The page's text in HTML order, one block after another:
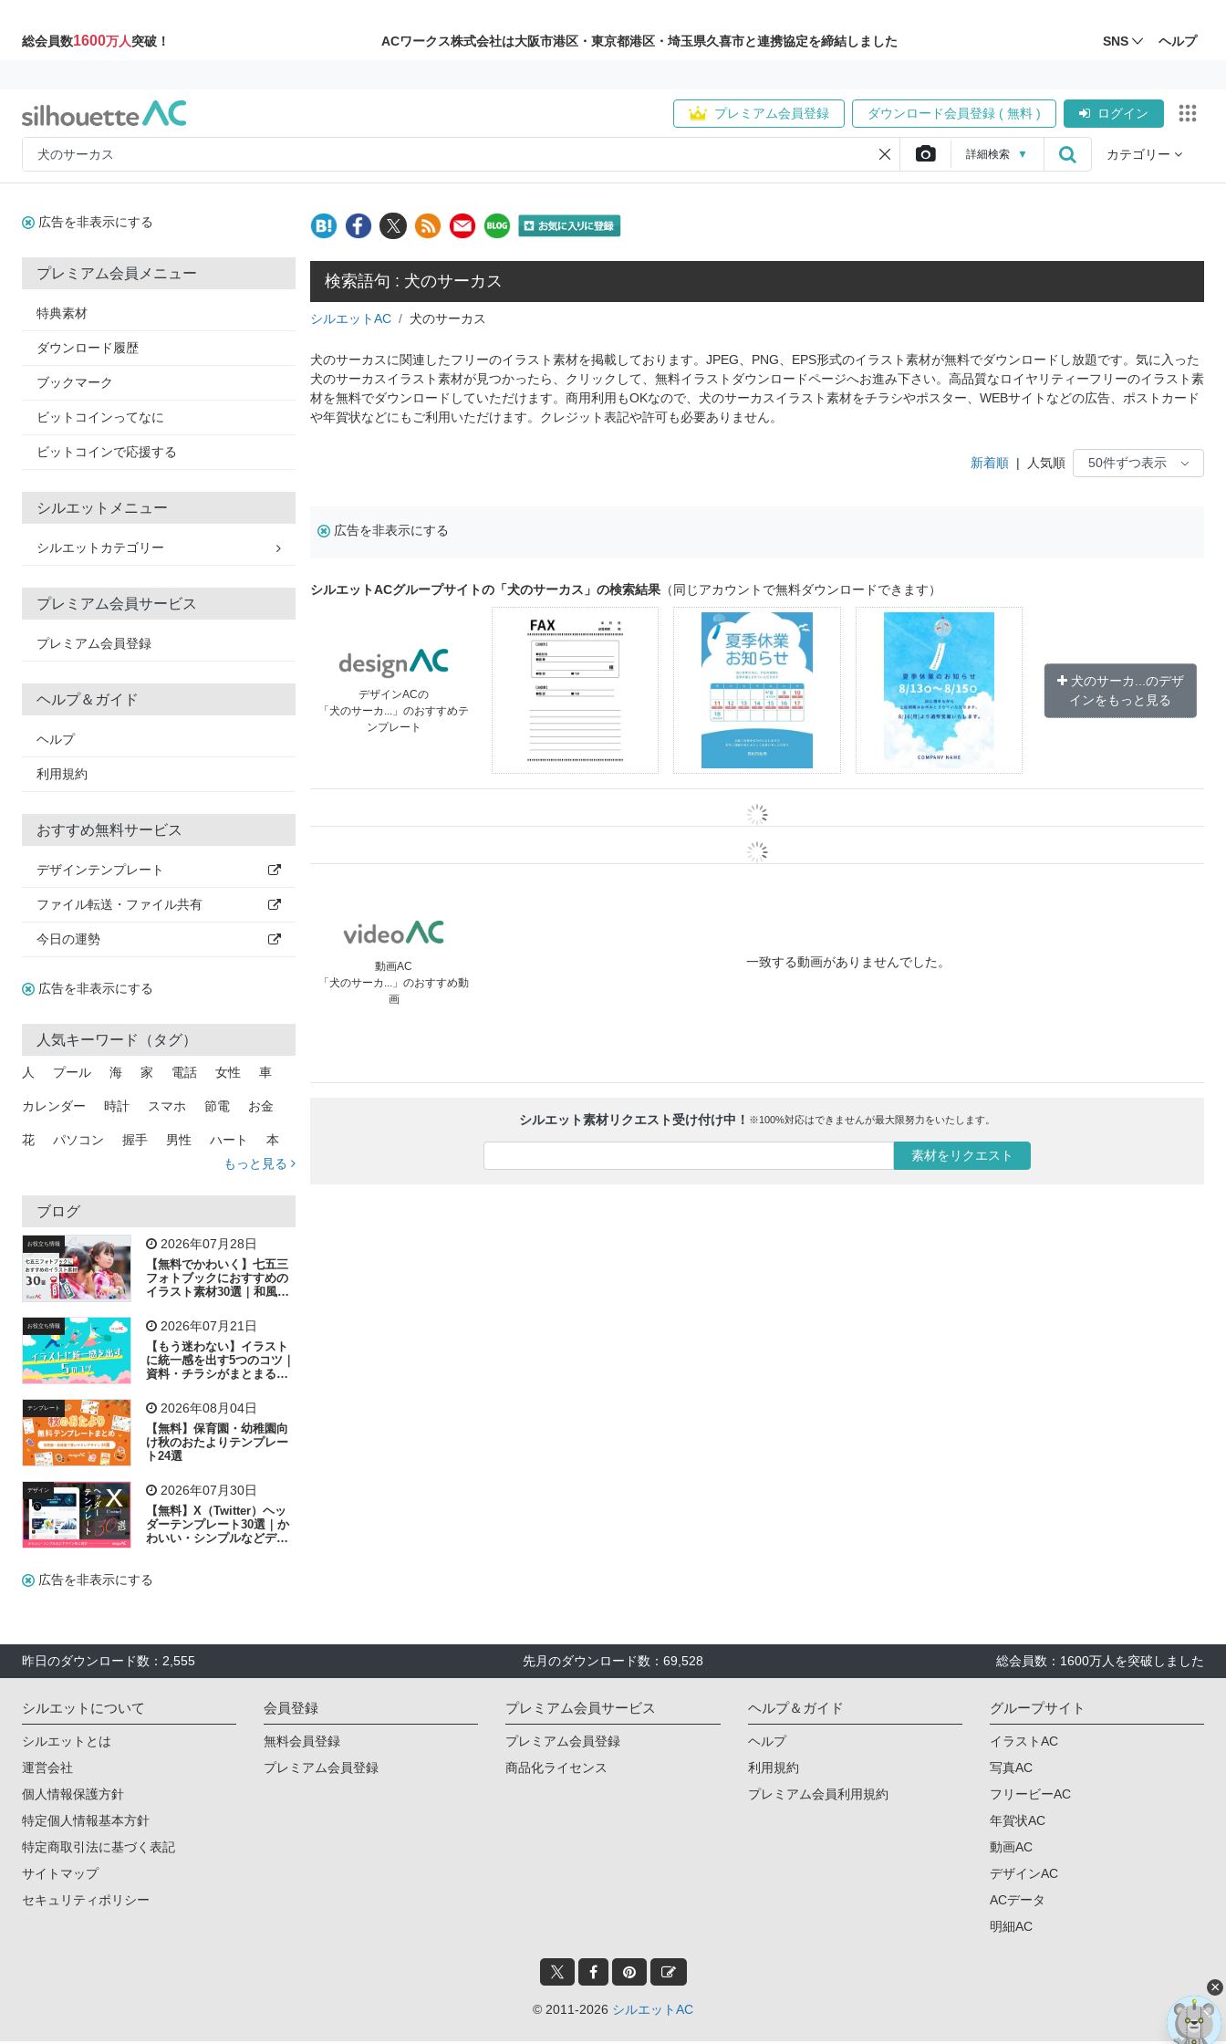
総会員数1600万人突破！ ACワークス株式会社は大阪市港区・東京都港区・埼玉県久喜市と連携協定を締結しました SNS ヘルプ
プレミアム会員登録 ダウンロード会員登録 ( 無料 ) ログイン
詳細検索 ▼ カテゴリー
広告を非表示にする
プレミアム会員メニュー
特典素材
ダウンロード履歴
ブックマーク
ビットコインってなに
ビットコインで応援する
シルエットメニュー
シルエットカテゴリー
プレミアム会員サービス
プレミアム会員登録
ヘルプ＆ガイド
ヘルプ
利用規約
おすすめ無料サービス
デザインテンプレート
ファイル転送・ファイル共有
今日の運勢
広告を非表示にする
人気キーワード（タグ）
人 プール 海 家 電話 女性 車
カレンダー 時計 スマホ 節電 お金
花 パソコン 握手 男性 ハート 本
トラック 木
吹き出し
飛行機 グラフ ビル 魚 家族 書類
歩く 工場 会社 太陽 キラキラ
子供 作業員 相談 ピクトグラム
もっと見る
ブログ
お役立ち情報 2026年07月28日
【無料でかわいく】七五三
フォトブックにおすすめの
イラスト素材30選｜和風の
お役立ち情報 2026年07月21日
【もう迷わない】イラスト
に統一感を出す5つのコツ｜
資料・チラシがまとまるフ
テンプレート 2026年08月04日
【無料】保育園・幼稚園向
け秋のおたよりテンプレー
ト24選
デザイン 2026年07月30日
【無料】X（Twitter）ヘッ
ダーテンプレート30選｜か
わいい・シンプルなどデザ
広告を非表示にする
検索語句 : 犬のサーカス
シルエットAC 犬のサーカス
犬のサーカスに関連したフリーのイラスト素材を掲載しております。JPEG、PNG、EPS形式のイラスト素材が無料でダウンロードし放題です。気に入った
犬のサーカスイラスト素材が見つかったら、クリックして、無料イラストダウンロードページへお進み下さい。高品質なロイヤリティーフリーのイラスト素
材を無料でダウンロードしていただけます。商用利用もOKなので、犬のサーカスイラスト素材をチラシやポスター、WEBサイトなどの広告、ポストカード
や年賀状などにもご利用いただけます。クレジット表記や許可も必要ありません。
新着順 | 人気順
広告を非表示にする
シルエットACグループサイトの「犬のサーカス」の検索結果 （同じアカウントで無料ダウンロードできます）
デザインACの
「犬のサーカ...」のおすすめテ
ンプレート
犬のサーカ...のデザ
インをもっと見る
動画AC
「犬のサーカ...」のおすすめ動
画
一致する動画がありませんでした。
シルエット素材リクエスト受け付け中！ ※100%対応はできませんが最大限努力をいたします。
素材をリクエスト
昨日のダウンロード数：2,555 先月のダウンロード数：69,528 総会員数：1600万人を突破しました
シルエットについて
シルエットとは
運営会社
個人情報保護方針
特定個人情報基本方針
特定商取引法に基づく表記
サイトマップ
セキュリティポリシー
会員登録
無料会員登録
プレミアム会員登録
プレミアム会員サービス
プレミアム会員登録
商品化ライセンス
ヘルプ＆ガイド
ヘルプ
利用規約
プレミアム会員利用規約
グループサイト
イラストAC
写真AC
フリービーAC
年賀状AC
動画AC
デザインAC
ACデータ
明細AC
© 2011-2026 シルエットAC
×